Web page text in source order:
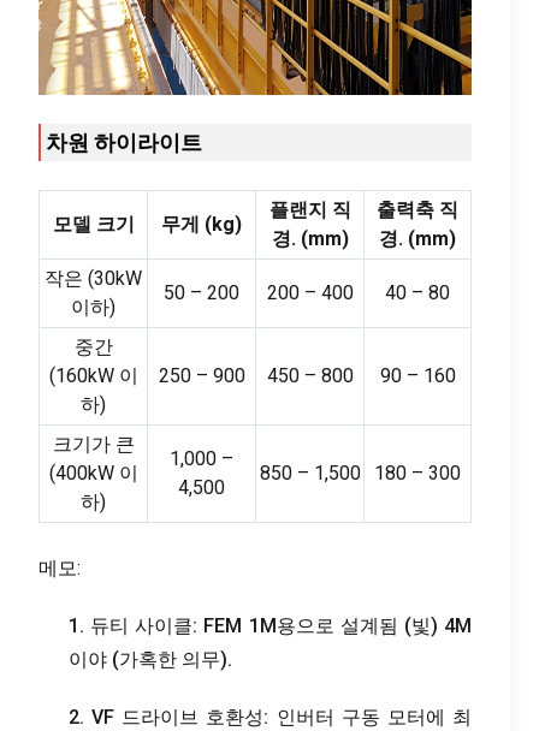
차원 하이라이트
모델 크기 무게 (kg)
플랜지 직
경. (mm)
출력축 직
경. (mm)
작은 (30kW
이하)
50 – 200 200 – 400 40 – 80
중간
(160kW 이
하)
250 – 900 450 – 800 90 – 160
크기가 큰
(400kW 이
하)
1,000 –
4,500
850 – 1,500 180 – 300
메모:
1. 듀티 사이클: FEM 1M용으로 설계됨 (빛) 4M
이야 (가혹한 의무).
2. VF 드라이브 호환성: 인버터 구동 모터에 최